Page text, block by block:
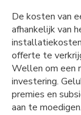
De kosten van
afhankelijk van
offerte te
Wellen om een
investering.
premies en
aan te moedigen.